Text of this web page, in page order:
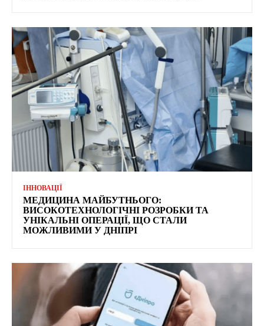
ІННОВАЦІЇ
МЕДИЦИНА МАЙБУТНЬОГО:
ВИСОКОТЕХНОЛОГІЧНІ РОЗРОБКИ ТА
УНІКАЛЬНІ ОПЕРАЦІЇ, ЩО СТАЛИ
МОЖЛИВИМИ У ДНІПРІ